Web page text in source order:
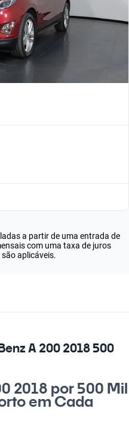
a partir de uma entrada de
com uma taxa de juros
são aplicáveis.
A 200 2018 500
2018 por 500 Mil
em Cada
desempenho e